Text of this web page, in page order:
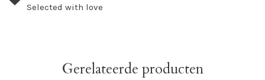
Selected with love
Gerelateerde producten